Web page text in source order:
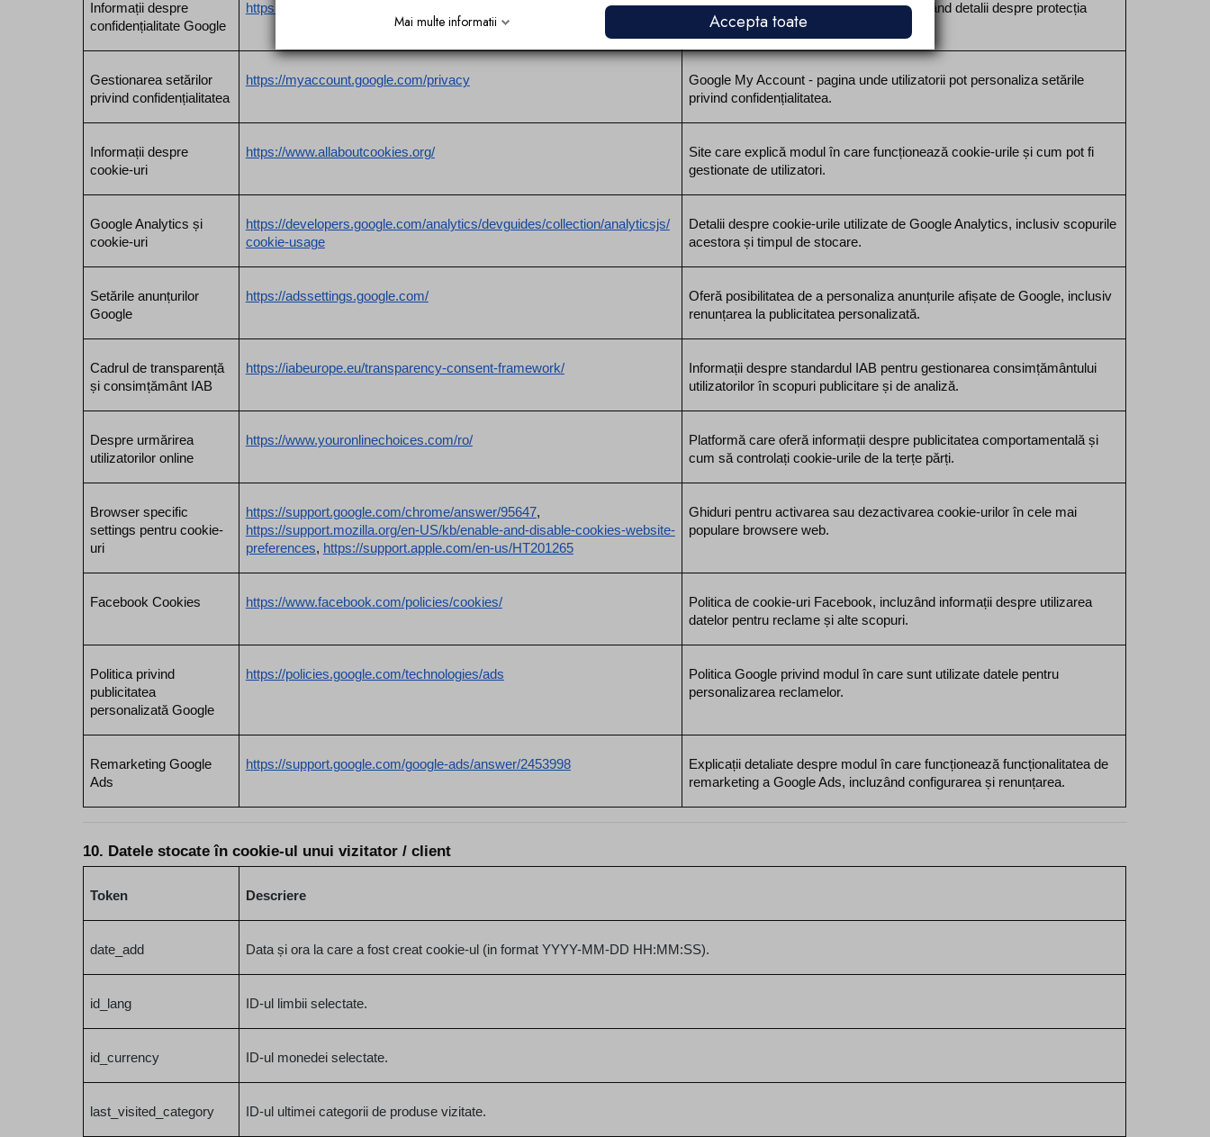
Informații despre
confidențialitate Google
https://business.safety.google/privacy/
Politica de confidențialitate Google, incluzând detalii despre protecția
datelor în produsele lor.
Gestionarea setărilor
privind confidențialitatea
https://myaccount.google.com/privacy
Google My Account - pagina unde utilizatorii pot personaliza setările
privind confidențialitatea.
Informații despre
cookie-uri
https://www.allaboutcookies.org/
Site care explică modul în care funcționează cookie-urile și cum pot fi
gestionate de utilizatori.
Google Analytics și
cookie-uri
https://developers.google.com/analytics/devguides/collection/analyticsjs/
cookie-usage
Detalii despre cookie-urile utilizate de Google Analytics, inclusiv scopurile
acestora și timpul de stocare.
Setările anunțurilor
Google
https://adssettings.google.com/
Oferă posibilitatea de a personaliza anunțurile afișate de Google, inclusiv
renunțarea la publicitatea personalizată.
Cadrul de transparență
și consimțământ IAB
https://iabeurope.eu/transparency-consent-framework/
Informații despre standardul IAB pentru gestionarea consimțământului
utilizatorilor în scopuri publicitare și de analiză.
Despre urmărirea
utilizatorilor online
https://www.youronlinechoices.com/ro/
Platformă care oferă informații despre publicitatea comportamentală și
cum să controlați cookie-urile de la terțe părți.
Browser specific
settings pentru cookie-
uri
https://support.google.com/chrome/answer/95647
https://support.mozilla.org/en-US/kb/enable-and-disable-cookies-website-
preferences, https://support.apple.com/en-us/HT201265
Ghiduri pentru activarea sau dezactivarea cookie-urilor în cele mai
populare browsere web.
Facebook Cookies https://www.facebook.com/policies/cookies/
Politica de cookie-uri Facebook, incluzând informații despre utilizarea
datelor pentru reclame și alte scopuri.
Politica privind
publicitatea
personalizată Google
https://policies.google.com/technologies/ads
Politica Google privind modul în care sunt utilizate datele pentru
personalizarea reclamelor.
Remarketing Google
Ads
https://support.google.com/google-ads/answer/2453998
Explicații detaliate despre modul în care funcționează funcționalitatea de
remarketing a Google Ads, incluzând configurarea și renunțarea.
10. Datele stocate în cookie-ul unui vizitator / client
Token Descriere
date_add Data și ora la care a fost creat cookie-ul (in format YYYY-MM-DD HH:MM:SS).
id_lang ID-ul limbii selectate.
id_currency ID-ul monedei selectate.
last_visited_category ID-ul ultimei categorii de produse vizitate.
Mai multe informatii Accepta toate